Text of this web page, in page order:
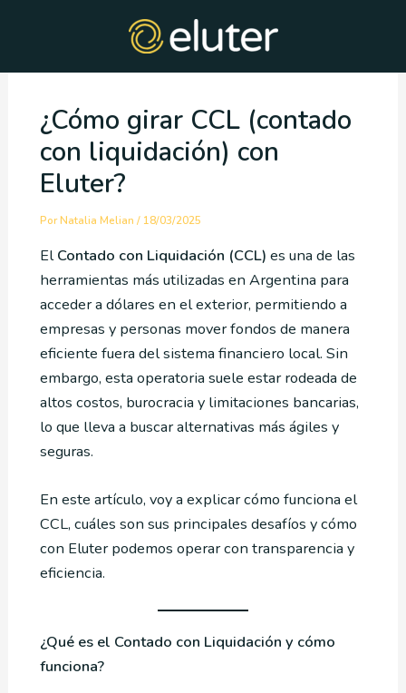
¿Cómo girar CCL (contado
con liquidación) con
Eluter?
PorNatalia Melian / 18/03/2025
ElContado con Liquidación (CCL) es una de las
herramientas más utilizadas en Argentina para
acceder a dólares en el exterior, permitiendo a
empresas y personas mover fondos de manera
eficiente fuera del sistema financiero local. Sin
embargo, esta operatoria suele estar rodeada de
altos costos, burocracia y limitaciones bancarias,
lo que lleva a buscar alternativas más ágiles y
seguras.
En este artículo, voy a explicar cómo funciona el
CCL, cuáles son sus principales desafíos y cómo
con Eluter podemos operar con transparencia y
eficiencia.
¿Qué es el Contado con Liquidación y cómo
funciona?